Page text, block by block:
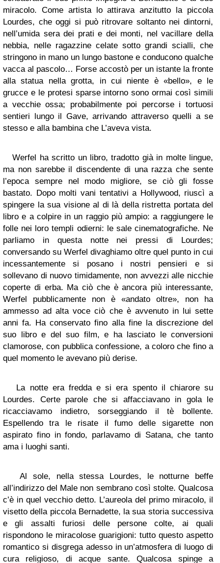
miracolo. Come artista lo attirava anzitutto la piccola
Lourdes, che oggi si può ritrovare soltanto nei dintorni,
nell’umida sera dei prati e dei monti, nel vacillare della
nebbia, nelle ragazzine celate sotto grandi scialli, che
stringono in mano un lungo bastone e conducono qualche
vacca al pascolo… Forse accostò per un istante la fronte
alla statua nella grotta, in cui niente è «bello», e le
grucce e le protesi sparse intorno sono ormai così simili
a vecchie ossa; probabilmente poi percorse i tortuosi
sentieri lungo il Gave, arrivando attraverso quelli a se
stesso e alla bambina che L’aveva vista.
Werfel ha scritto un libro, tradotto già in molte lingue,
ma non sarebbe il discendente di una razza che sente
l’epoca sempre nel modo migliore, se ciò gli fosse
bastato. Dopo molti vani tentativi a Hollywood, riuscì a
spingere la sua visione al di là della ristretta portata del
libro e a colpire in un raggio più ampio: a raggiungere le
folle nei loro templi odierni: le sale cinematografiche. Ne
parliamo in questa notte nei pressi di Lourdes;
conversando su Werfel divaghiamo oltre quel punto in cui
incessantemente si posano i nostri pensieri e si
sollevano di nuovo timidamente, non avvezzi alle nicchie
coperte di erba. Ma ciò che è ancora più interessante,
Werfel pubblicamente non è «andato oltre», non ha
ammesso ad alta voce ciò che è avvenuto in lui sette
anni fa. Ha conservato fino alla fine la discrezione del
suo libro e del suo film, e ha lasciato le conversioni
clamorose, con pubblica confessione, a coloro che fino a
quel momento le avevano più derise.
La notte era fredda e si era spento il chiarore su
Lourdes. Certe parole che si affacciavano in gola le
ricacciavamo indietro, sorseggiando il tè bollente.
Espellendo tra le risate il fumo delle sigarette non
aspirato fino in fondo, parlavamo di Satana, che tanto
ama i luoghi santi.
Al sole, nella stessa Lourdes, le notturne beffe
all’indirizzo del Male non sembrano così stolte. Qualcosa
c’è in quel vecchio detto. L’aureola del primo miracolo, il
visetto della piccola Bernadette, la sua storia successiva
e gli assalti furiosi delle persone colte, ai quali
rispondono le miracolose guarigioni: tutto questo aspetto
romantico si disgrega adesso in un’atmosfera di luogo di
cura religioso, di acque sante. Qualcosa spinge a